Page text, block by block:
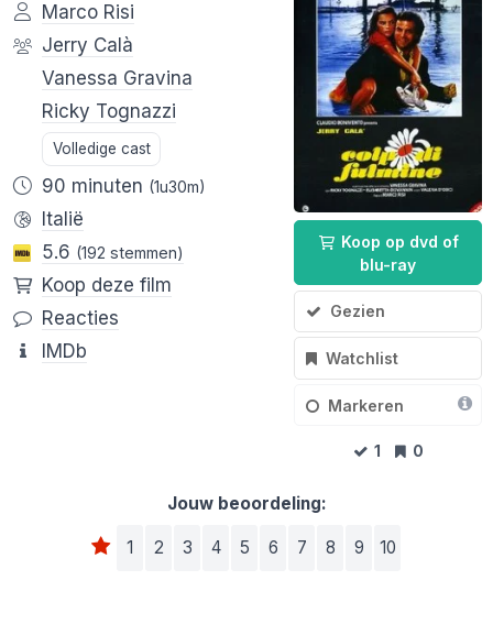
Koop op dvd of
blu-ray
Gezien
Watchlist
Markeren
1 0
Marco Risi
Jerry Calà
Vanessa Gravina
Ricky Tognazzi
Volledige cast
90 minuten (1u30m)
Italië
5.6 (192 stemmen)
Koop deze film
Reacties
IMDb
Jouw beoordeling:
1 2 3 4 5 6 7 8 9 10